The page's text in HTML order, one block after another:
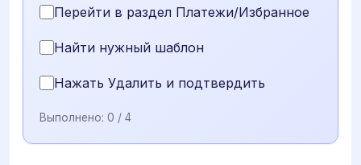
Перейти в раздел Платежи/Избранное
Найти нужный шаблон
Нажать Удалить и подтвердить
Выполнено: 0 / 4